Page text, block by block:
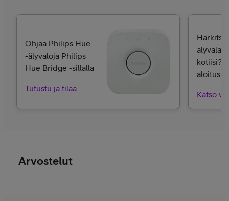
Ohjaa Philips Hue
-älyvaloja Philips
Hue Bridge -sillalla
Tutustu ja tilaa
kotiisi?
Katso
Arvostelut